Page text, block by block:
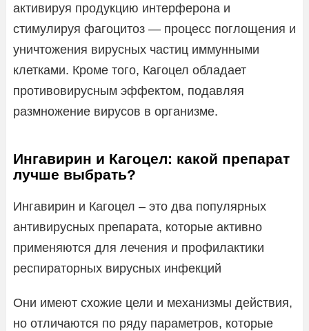
активируя продукцию интерферона и
стимулируя фагоцитоз — процесс поглощения и
уничтожения вирусных частиц иммунными
клетками. Кроме того, Кагоцел обладает
противовирусным эффектом, подавляя
размножение вирусов в организме.
Ингавирин и Кагоцел: какой препарат
лучше выбрать?
Ингавирин и Кагоцел – это два популярных
антивирусных препарата, которые активно
применяются для лечения и профилактики
респираторных вирусных инфекций
Они имеют схожие цели и механизмы действия,
но отличаются по ряду параметров, которые